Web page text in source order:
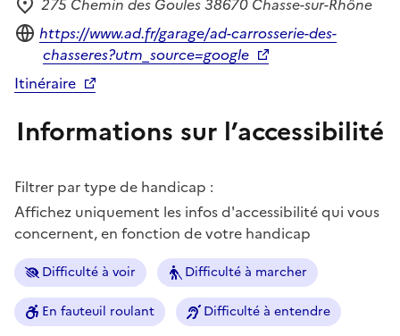
Adresse
Site internet
https://www.ad.fr/garage/ad-carrosserie-des-
chasseres?utm_source=google
Itinéraire
Informations sur l’accessibilité
Filtrer par type de handicap :
Affichez uniquement les infos d'accessibilité qui vous
concernent, en fonction de votre handicap
Difficulté à voir Difficulté à marcher
En fauteuil roulant Difficulté à entendre